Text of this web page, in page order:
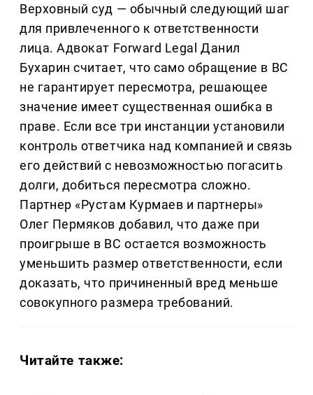
Верховный суд — обычный следующий шаг
для привлеченного к ответственности
лица. Адвокат Forward Legal Данил
Бухарин считает, что само обращение в ВС
не гарантирует пересмотра, решающее
значение имеет существенная ошибка в
праве. Если все три инстанции установили
контроль ответчика над компанией и связь
его действий с невозможностью погасить
долги, добиться пересмотра сложно.
Партнер «Рустам Курмаев и партнеры»
Олег Пермяков добавил, что даже при
проигрыше в ВС остается возможность
уменьшить размер ответственности, если
доказать, что причиненный вред меньше
совокупного размера требований.
Читайте также: